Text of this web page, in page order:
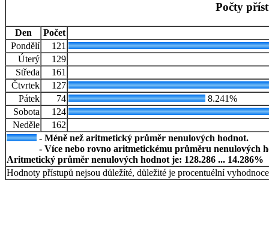
Počty
Den
Počet
Pondělí
121
Úterý
129
Středa
161
Čtvrtek
127
Pátek
74
8.241%
Sobota
124
Neděle
162
- Méně než aritmetický průměr nenulových hodnot.
- Více nebo rovno aritmetickému průměru nenulových
Aritmetický průměr nenulových hodnot je: 128.286 ... 14.286%
Hodnoty přístupů nejsou důležíté, důležité je procentuélní